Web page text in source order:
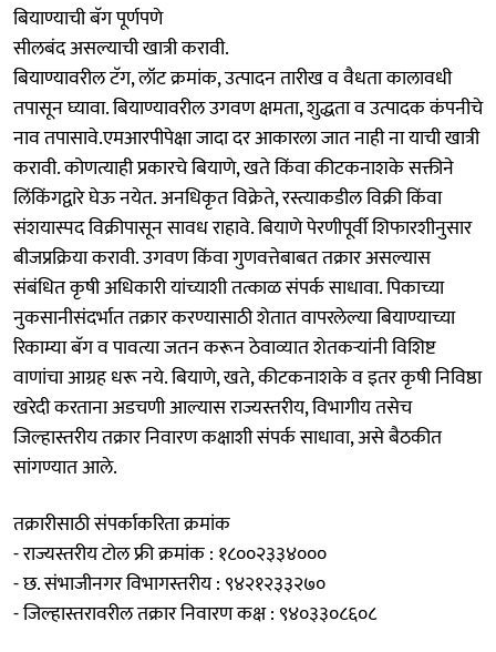
बियाण्याची बॅग पूर्णपणे
सीलबंद असल्याची खात्री करावी.
बियाण्यावरील टॅग, लॉट क्रमांक, उत्पादन तारीख व वैधता कालावधी
तपासून घ्यावा. बियाण्यावरील उगवण क्षमता, शुद्धता व उत्पादक कंपनीचे
नाव तपासावे.एमआरपीपेक्षा जादा दर आकारला जात नाही ना याची खात्री
करावी. कोणत्याही प्रकारचे बियाणे, खते किंवा कीटकनाशके सक्तीने
लिंकिंगद्वारे घेऊ नयेत. अनधिकृत विक्रेते, रस्त्याकडील विक्री किंवा
संशयास्पद विक्रीपासून सावध राहावे. बियाणे पेरणीपूर्वी शिफारशीनुसार
बीजप्रक्रिया करावी. उगवण किंवा गुणवत्तेबाबत तक्रार असल्यास
संबंधित कृषी अधिकारी यांच्याशी तत्काळ संपर्क साधावा. पिकाच्या
नुकसानीसंदर्भात तक्रार करण्यासाठी शेतात वापरलेल्या बियाण्याच्या
रिकाम्या बॅग व पावत्या जतन करून ठेवाव्यात शेतकऱ्यांनी विशिष्ट
वाणांचा आग्रह धरू नये. बियाणे, खते, कीटकनाशके व इतर कृषी निविष्ठा
खरेदी करताना अडचणी आल्यास राज्यस्तरीय, विभागीय तसेच
जिल्हास्तरीय तक्रार निवारण कक्षाशी संपर्क साधावा, असे बैठकीत
सांगण्यात आले.
तक्रारीसाठी संपर्काकरिता क्रमांक
- राज्यस्तरीय टोल फ्री क्रमांक : १८००२३३४०००
- छ. संभाजीनगर विभागस्तरीय : ९४२१२३३२७०
- जिल्हास्तरावरील तक्रार निवारण कक्ष : ९४०३३०८६०८